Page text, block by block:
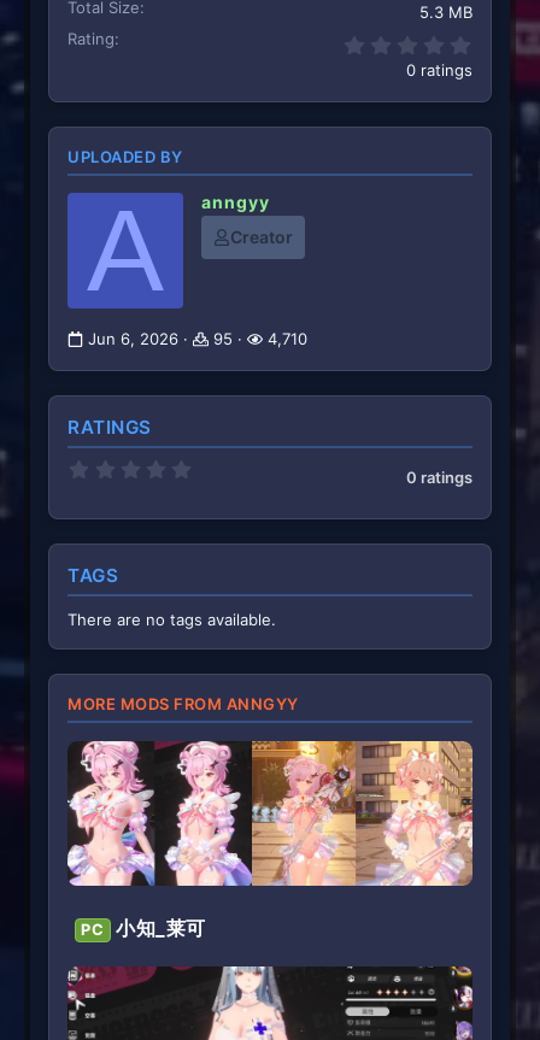
Total Size
5.3 MB
Rating
0.00
0 ratings
UPLOADED BY
A
anngyy
Creator
Jun 6, 2026 95 4,710
RATINGS
0
s
r
(
s
)
0 ratings
TAGS
There are no tags available.
MORE MODS FROM ANNGYY
PC 小知_莱可